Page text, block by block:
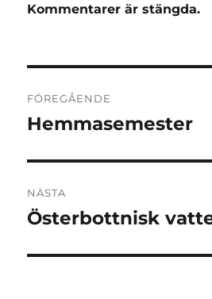
Kommentarer är stängda.
FÖREGÅENDE
Föregående
Hemmasemester
NÄSTA
Nästa
Österbottnisk